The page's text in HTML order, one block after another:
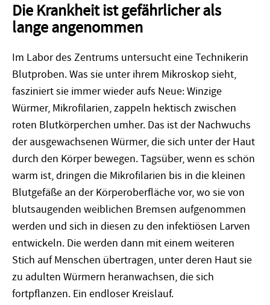
Die Krankheit ist gefährlicher als
lange angenommen
Im Labor des Zentrums untersucht eine Technikerin
Blutproben. Was sie unter ihrem Mikroskop sieht,
fasziniert sie immer wieder aufs Neue: Winzige
Würmer, Mikrofilarien, zappeln hektisch zwischen
roten Blutkörperchen umher. Das ist der Nachwuchs
der ausgewachsenen Würmer, die sich unter der Haut
durch den Körper bewegen. Tagsüber, wenn es schön
warm ist, dringen die Mikrofilarien bis in die kleinen
Blutgefäße an der Körperoberfläche vor, wo sie von
blutsaugenden weiblichen Bremsen aufgenommen
werden und sich in diesen zu den infektiösen Larven
entwickeln. Die werden dann mit einem weiteren
Stich auf Menschen übertragen, unter deren Haut sie
zu adulten Würmern heranwachsen, die sich
fortpflanzen. Ein endloser Kreislauf.